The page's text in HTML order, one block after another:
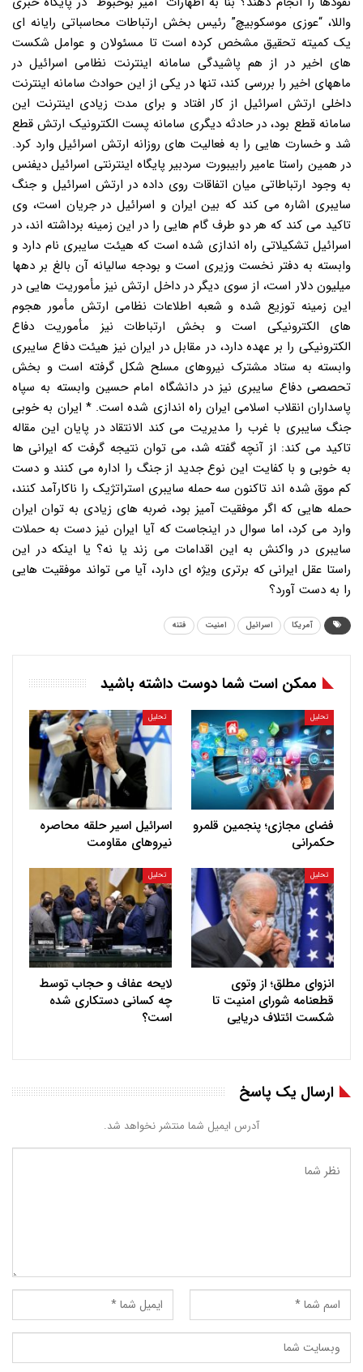
آمریکا اسرائیل امنیت فتنه
ممکن است شما دوست داشته باشید
تحلیل
فضای مجازی؛ پنجمین قلمرو
حکمرانی
تحلیل
اسرائیل اسیر حلقه محاصره
نیروهای مقاومت
تحلیل
انزوای مطلق؛ از وتوی
قطعنامه شورای امنیت تا
شکست ائتلاف دریایی
تحلیل
لایحه عفاف و حجاب توسط
چه کسانی دستکاری شده
است؟
ارسال یک پاسخ
آدرس ایمیل شما منتشر نخواهد شد.